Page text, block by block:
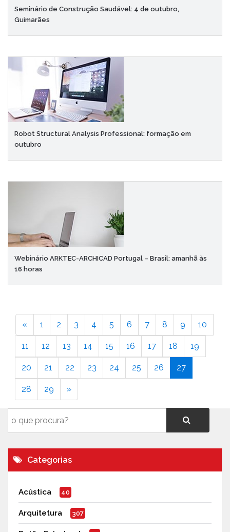
Seminário de Construção Saudável: 4 de outubro,
Guimarães
Robot Structural Analysis Professional: formação em
outubro
Webinário ARKTEC-ARCHICAD Portugal – Brasil: amanhã às
16 horas
« 1 2 3 4 5 6 7 8 9 10
11 12 13 14 15 16 17 18 19
20 21 22 23 24 25 26 27
28 29 »
Categorias
Acústica 40
Arquitetura 307